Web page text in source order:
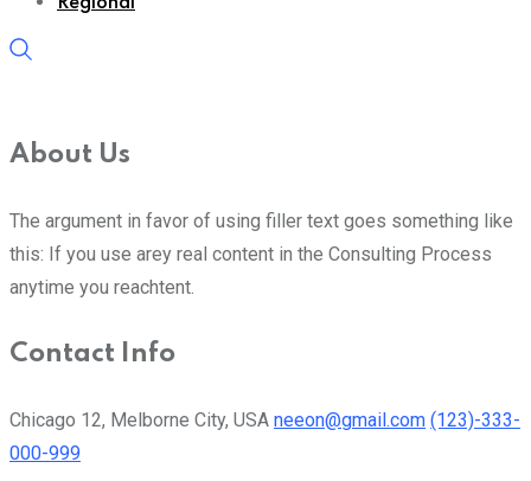
About Us
The argument in favor of using filler text goes something like
this: If you use arey real content in the Consulting Process
anytime you reachtent.
Contact Info
Chicago 12, Melborne City, USA neeon@gmail.com (123)-333-
000-999